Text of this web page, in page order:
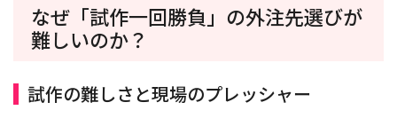
なぜ「試作一回勝負」の外注先選びが
難しいのか？
試作の難しさと現場のプレッシャー